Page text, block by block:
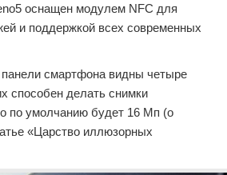
оснащен модулем NFC для
и поддержкой всех современных
смартфона видны четыре
способен делать снимки
по умолчанию будет 16 Мп (о
«Царство иллюзорных